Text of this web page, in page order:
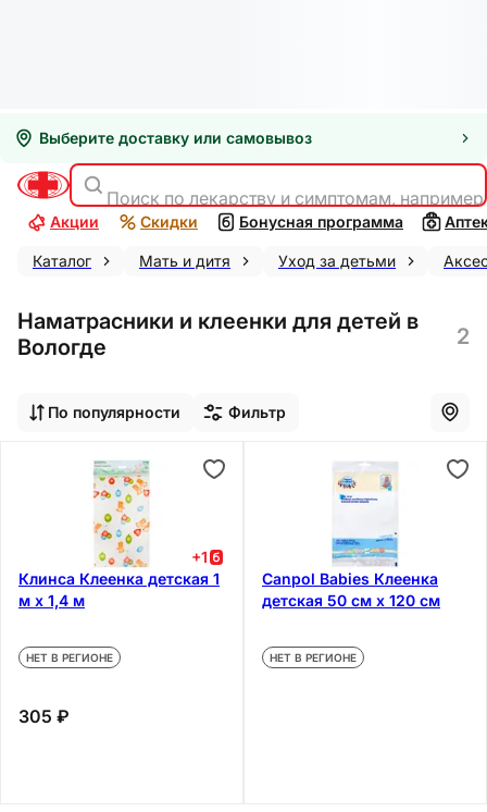
Выберите доставку или самовывоз
Поиск по лекарству и симптомам,
Акции Скидки Бонусная программа
Каталог Мать и дитя Уход за детьми
Наматрасники и клеенки для детей в
Вологде
2
По популярности Фильтр
+1
Клинса Клеенка детская 1
м х 1,4 м
НЕТ В РЕГИОНЕ
305 ₽
Canpol Babies Клеенка
детская 50 см х 120 см
НЕТ В РЕГИОНЕ